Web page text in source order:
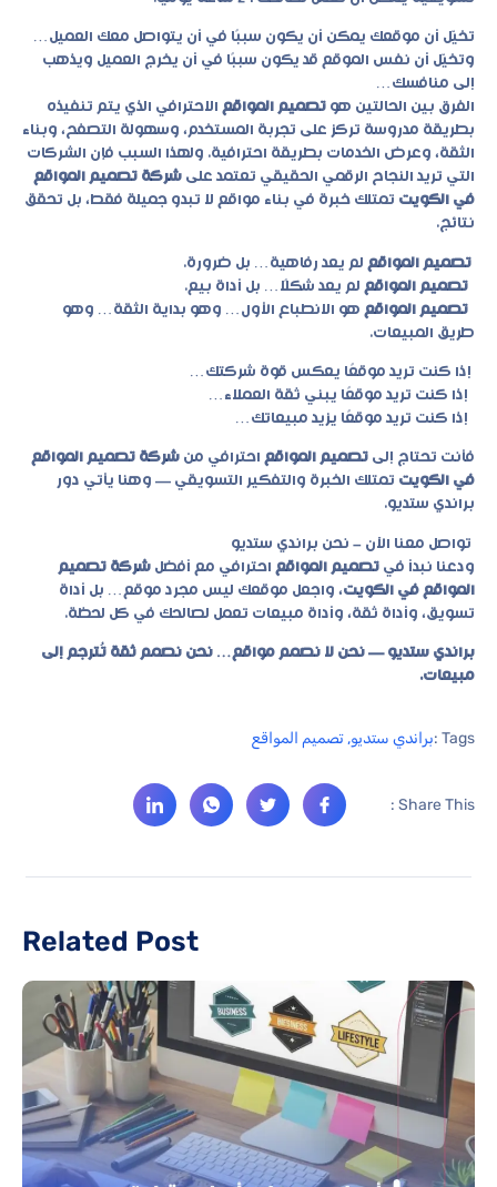
تخيّل أن موقعك يمكن أن يكون سببًا في أن يتواصل معك العميل…
وتخيّل أن نفس الموقع قد يكون سببًا في أن يخرج العميل ويذهب
إلى منافسك…
الفرق بين الحالتين هو تصميم المواقع الاحترافي الذي يتم تنفيذه
بطريقة مدروسة تركز على تجربة المستخدم، وسهولة التصفح، وبناء
الثقة، وعرض الخدمات بطريقة احترافية. ولهذا السبب فإن الشركات
التي تريد النجاح الرقمي الحقيقي تعتمد على شركة تصميم المواقع
في الكويت تمتلك خبرة في بناء مواقع لا تبدو جميلة فقط، بل تحقق
نتائج.
تصميم المواقع لم يعد رفاهية… بل ضرورة.
تصميم المواقع لم يعد شكلًا… بل أداة بيع.
تصميم المواقع هو الانطباع الأول… وهو بداية الثقة… وهو
طريق المبيعات.
إذا كنت تريد موقعًا يعكس قوة شركتك…
إذا كنت تريد موقعًا يبني ثقة العملاء…
إذا كنت تريد موقعًا يزيد مبيعاتك…
فأنت تحتاج إلى تصميم المواقع احترافي من شركة تصميم المواقع
في الكويت تمتلك الخبرة والتفكير التسويقي — وهنا يأتي دور
براندي ستديو.
تواصل معنا الآن – نحن براندي ستديو
ودعنا نبدأ في تصميم المواقع احترافي مع أفضل شركة تصميم
المواقع في الكويت، واجعل موقعك ليس مجرد موقع… بل أداة
تسويق، وأداة ثقة، وأداة مبيعات تعمل لصالحك في كل لحظة.
براندي ستديو — نحن لا نصمم مواقع… نحن نصمم ثقة تُترجم إلى
مبيعات.
Tags : براندي ستديو, تصميم المواقع
Share This :
Related Post